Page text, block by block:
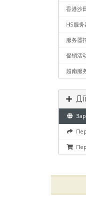
香港沙
HS服务
服务器
促销活
越南服
Дії